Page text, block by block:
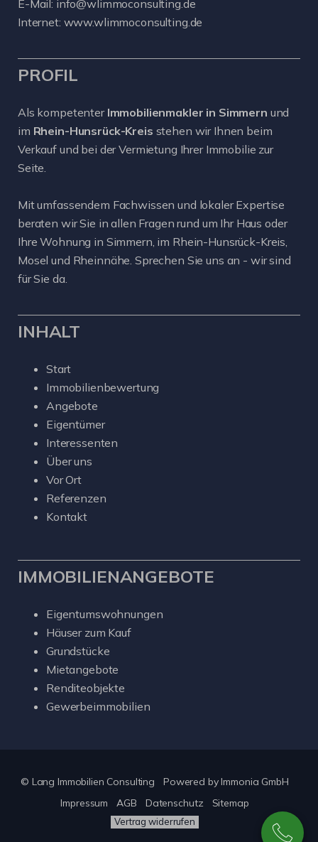
E-Mail: info@wlimmoconsulting.de
Internet: www.wlimmoconsulting.de
PROFIL
Als kompetenter Immobilienmakler in Simmern und
im Rhein-Hunsrück-Kreis stehen wir Ihnen beim
Verkauf und bei der Vermietung Ihrer Immobilie zur
Seite.
Mit umfassendem Fachwissen und lokaler Expertise
beraten wir Sie in allen Fragen rund um Ihr Haus oder
Ihre Wohnung in Simmern, im Rhein-Hunsrück-Kreis,
Mosel und Rheinnähe. Sprechen Sie uns an - wir sind
für Sie da.
INHALT
Start
Immobilienbewertung
Angebote
Eigentümer
Interessenten
Über uns
Vor Ort
Referenzen
Kontakt
IMMOBILIENANGEBOTE
Eigentumswohnungen
Häuser zum Kauf
Grundstücke
Mietangebote
Renditeobjekte
Gewerbeimmobilien
© Lang Immobilien Consulting Powered byImmonia GmbH
Impressum
AGB Datenschutz Sitemap
Vertrag widerrufen